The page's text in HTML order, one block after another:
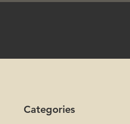
Categories